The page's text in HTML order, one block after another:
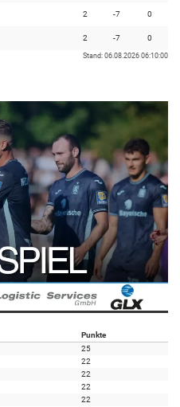
2 -7 0
2 -7 0
Stand: 06.08.2026 06:10:00
Punkte
25
22
22
22
22